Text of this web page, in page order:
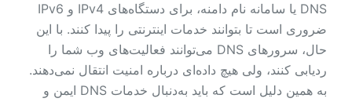
DNS یا سامانه‌ نام دامنه، برای دستگاه‌های IPv4 و IPv6
ضروری است تا بتوانند خدمات اینترنتی را پیدا کنند. با این
حال، سرورهای DNS می‌توانند فعالیت‌های وب شما را
ردیابی کنند، ولی هیچ داده‌ای درباره امنیت انتقال نمی‌دهند.
به همین دلیل است که باید به‌دنبال خدمات DNS ایمن و